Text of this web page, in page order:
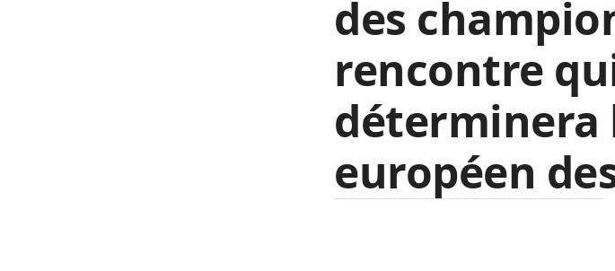
des
rencontre
déterminera
européen